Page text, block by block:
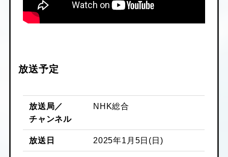
放送予定
放送局／
チャンネル
NHK総合
放送日 2025年1月5日(日)